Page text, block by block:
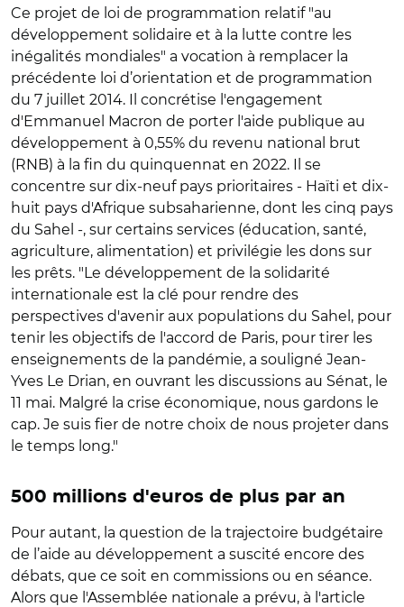
Ce projet de loi de programmation relatif "au
développement solidaire et à la lutte contre les
inégalités mondiales" a vocation à remplacer la
précédente loi d’orientation et de programmation
du 7 juillet 2014. Il concrétise l'engagement
d'Emmanuel Macron de porter l'aide publique au
développement à 0,55% du revenu national brut
(RNB) à la fin du quinquennat en 2022. Il se
concentre sur dix-neuf pays prioritaires - Haïti et dix-
huit pays d'Afrique subsaharienne, dont les cinq pays
du Sahel -, sur certains services (éducation, santé,
agriculture, alimentation) et privilégie les dons sur
les prêts. "Le développement de la solidarité
internationale est la clé pour rendre des
perspectives d'avenir aux populations du Sahel, pour
tenir les objectifs de l'accord de Paris, pour tirer les
enseignements de la pandémie, a souligné Jean-
Yves Le Drian, en ouvrant les discussions au Sénat, le
11 mai. Malgré la crise économique, nous gardons le
cap. Je suis fier de notre choix de nous projeter dans
le temps long."
500 millions d'euros de plus par an
Pour autant, la question de la trajectoire budgétaire
de l’aide au développement a suscité encore des
débats, que ce soit en commissions ou en séance.
Alors que l'Assemblée nationale a prévu, à l'article